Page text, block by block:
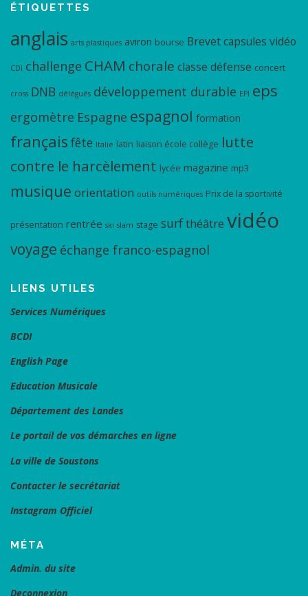
ÉTIQUETTES
anglais arts plastiques aviron bourse Brevetcapsules vidéo
CDI challenge CHAM chorale classe défense concert
cross DNB délégués développement durable EPI eps
ergomètre Espagne espagnol formation
français fête Italie latin liaison école collège lutte
contre le harcèlement lycée magazine mp3
musique orientation outils numériques Prix de la sportivité
présentation rentrée ski slam stage surfthéâtre vidéo
voyage échange franco-espagnol
LIENS UTILES
Services Numériques
BCDI
English Page
Education Musicale
Département des Landes
Le portail de vos démarches en ligne
La ville de Soustons
Contacter le secrétariat
Instagram Officiel
MÉTA
Admin. du site
Deconnexion